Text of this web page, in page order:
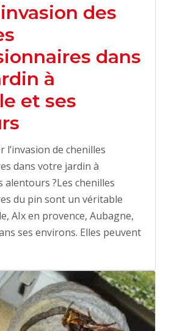
des
dans
à
et ses
l’invasion de chenilles
dans votre jardin à
alentours ?Les chenilles
du pin sont un véritable
AIx en provence, Aubagne,
ses environs. Elles peuvent